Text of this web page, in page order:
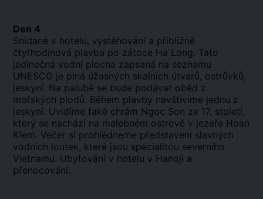
Den 4
Snídaně v hotelu, vystěhování a přibližně
čtyřhodinová plavba po zátoce Ha Long. Tato
jedinečná vodní plocha zapsaná na seznamu
UNESCO je plná úžasných skalních útvarů, ostrůvků,
jeskyní. Na palubě se bude podávat oběd z
mořských plodů. Během plavby navštívíme jednu z
jeskyní. Uvidíme také chrám Ngoc Son ze 17. století,
který se nachází na malebném ostrově v jezeře Hoan
Kiem. Večer si prohlédneme představení slavných
vodních loutek, které jsou specialitou severního
Vietnamu. Ubytování v hotelu v Hanoji a
přenocování.